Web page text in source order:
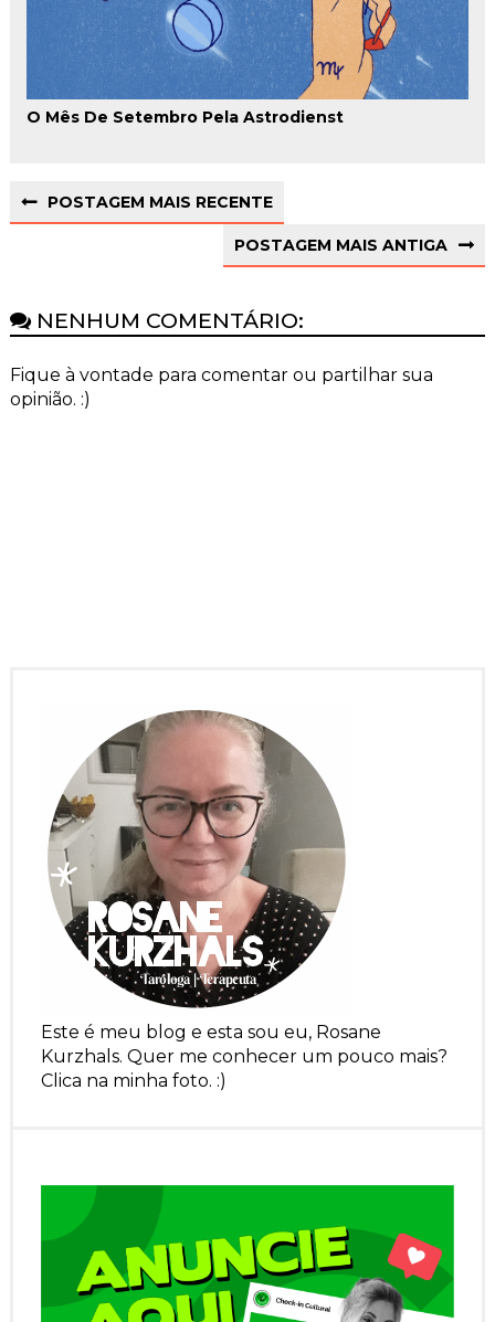
O Mês De Setembro Pela Astrodienst
POSTAGEM MAIS RECENTE
POSTAGEM MAIS ANTIGA
NENHUM COMENTÁRIO:
Fique à vontade para comentar ou partilhar sua
opinião. :)
Este é meu blog e esta sou eu, Rosane
Kurzhals. Quer me conhecer um pouco mais?
Clica na minha foto. :)